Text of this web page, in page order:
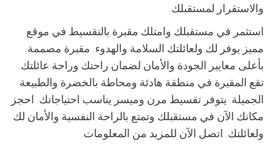
والاستقرار لمستقبلك.
استثمر في مستقبلك وامتلك مقبرة بالتقسيط في موقع
مميز يوفر لك ولعائلتك السلامة والهدوء. مقبرة مصممة
بأعلى معايير الجودة والأمان لضمان راحتك وراحة عائلتك.
تقع المقبرة في منطقة هادئة ومحاطة بالخضرة والطبيعة
الجميلة. يتوفر تقسيط مرن وميسر يناسب احتياجاتك. احجز
مكانك الآن في مستقبلك وتمتع بالراحة النفسية والأمان لك
ولعائلتك. اتصل الآن للمزيد من المعلومات.